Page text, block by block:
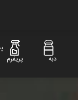
دبه
پریفرم